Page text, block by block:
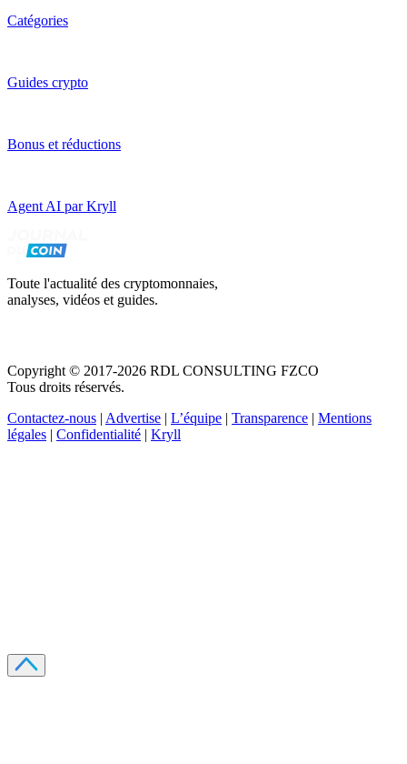
Catégories
Guides crypto
Bonus et réductions
Agent AI par Kryll
Toute l'actualité des cryptomonnaies,
analyses, vidéos et guides.
Copyright © 2017-2026 RDL CONSULTING FZCO
Tous droits réservés.
Contactez-nous | Advertise | L’équipe | Transparence | Mentions
légales | Confidentialité | Kryll